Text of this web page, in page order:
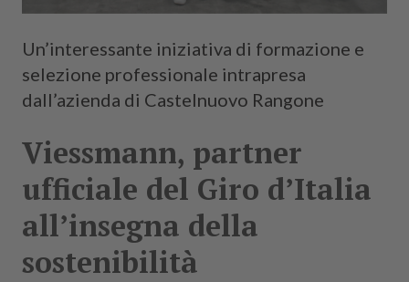
Un’interessante iniziativa di formazione e
selezione professionale intrapresa
dall’azienda di Castelnuovo Rangone
Viessmann, partner
ufficiale del Giro d’Italia
all’insegna della
sostenibilità